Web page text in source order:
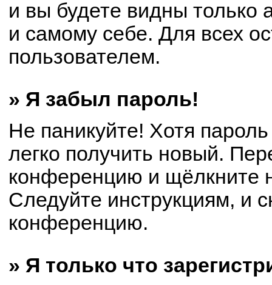
и вы будете видны только
и самому себе. Для всех
пользователем.
» Я забыл пароль!
Не паникуйте! Хотя
легко получить новый.
конференцию и щёлкните
Следуйте инструкциям, и
конференцию.
» Я только что